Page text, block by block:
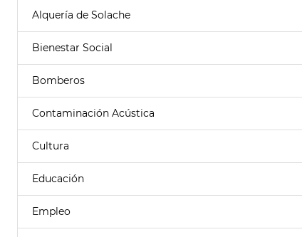
Alquería de Solache
Bienestar Social
Bomberos
Contaminación Acústica
Cultura
Educación
Empleo